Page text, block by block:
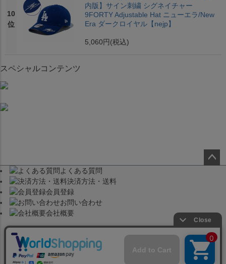
10
位
内版】サイン刺繍 シグネイチャー
9FORTY Adjustable Hat ニューエラ/New
Era ダークロイヤル【nejp】
5,060円 (税込)
スペシャルコンテンツ
よくある質問
決済方法・送料
会員登録
お問い合わせ
会社概要